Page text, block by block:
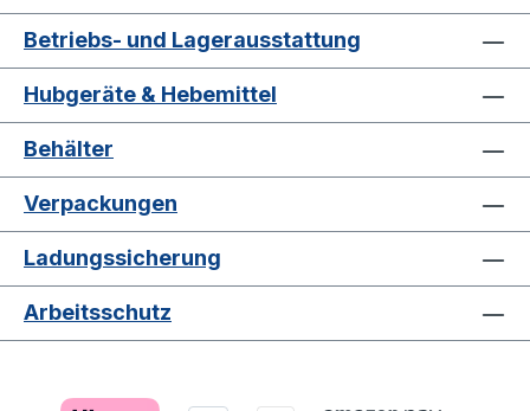
Betriebs- und Lagerausstattung
Hubgeräte & Hebemittel
Behälter
Verpackungen
Ladungssicherung
Arbeitsschutz